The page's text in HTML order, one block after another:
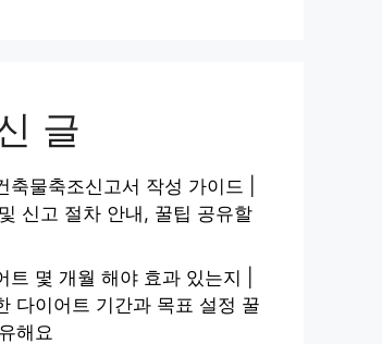
글
축물축조신고서 작성 가이드 |
신고 절차 안내, 꿀팁 공유할
트 몇 개월 해야 효과 있는지 |
다이어트 기간과 목표 설정 꿀
해요